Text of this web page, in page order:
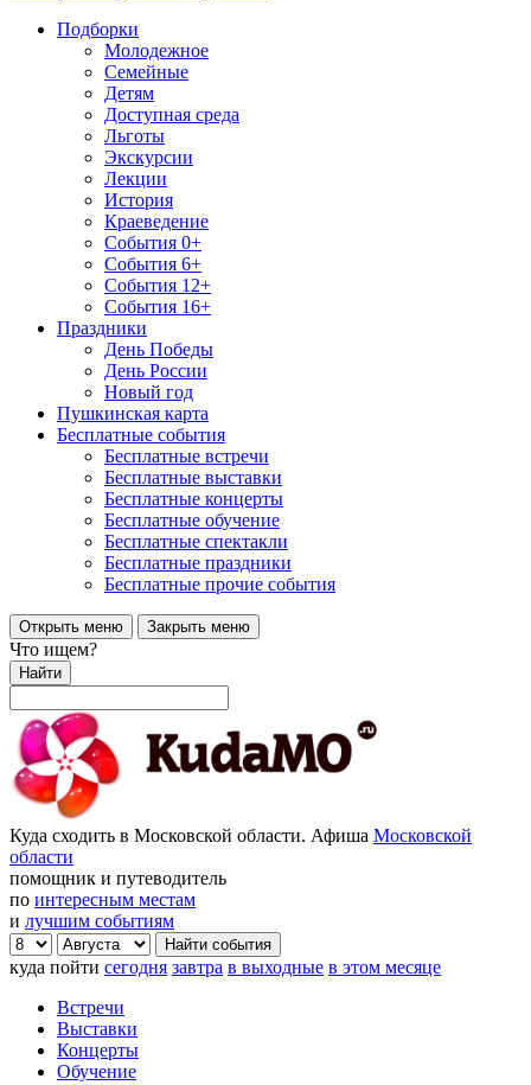
Подборки
Молодежное
Семейные
Детям
Доступная среда
Льготы
Экскурсии
Лекции
История
Краеведение
События 0+
События 6+
События 12+
События 16+
Праздники
День Победы
День России
Новый год
Пушкинская карта
Бесплатные события
Бесплатные встречи
Бесплатные выставки
Бесплатные концерты
Бесплатные обучение
Бесплатные спектакли
Бесплатные праздники
Бесплатные прочие события
Открыть меню Закрыть меню
Что ищем?
Найти
Куда сходить в Московской области. Афиша Московской
области
помощник и путеводитель
по интересным местам
и лучшим событиям
куда пойти сегодня завтра в выходные в этом месяце
Встречи
Выставки
Концерты
Обучение